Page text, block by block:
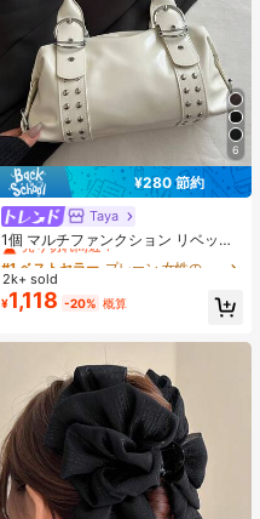
6
¥280 節約
Taya
1個 マルチファンクション リベット
ハンドバッグ、ビンテージバイクス
タイル リベットデコレーション PU
レザーショルダーバッグ、パンクロ
ック アンダーアームバッグ、仕事、
通勤、デート、パーティー、音楽フ
ェスに適しています
#1 ベストセラー
売り切れ間近！
#1 ベストセラー
売り切れ間近！
#1 ベストセラー
売り切れ間近！
#1 ベストセラー
2k+ sold
¥1,118 -20% 概算